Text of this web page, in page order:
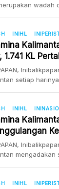
wadah
Balikpapan.
secara
dan Solidaritas
INIHL
1.741 KL
setiap
Niaga
geografis
INIHL
yang melibatkan
INIHL